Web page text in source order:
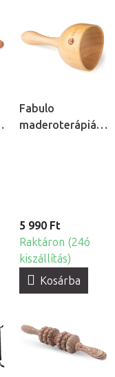
Fabulo
maderoterápiás
5 990 Ft
Raktáron (24ó
kiszállítás)
Kosárba